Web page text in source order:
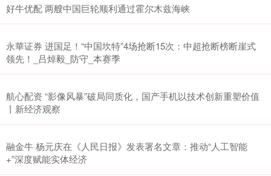
好牛优配 两艘中国巨轮顺利通过霍尔木兹海峡
永華证券 进国足！“中国坎特”4场抢断15次：中超抢断榜断崖式
领先！_吕焯毅_防守_本赛季
航心配资 “影像风暴”破局同质化，国产手机以技术创新重塑价值
丨新经济观察
融金牛 杨元庆在《人民日报》发表署名文章：推动“人工智能
+”深度赋能实体经济